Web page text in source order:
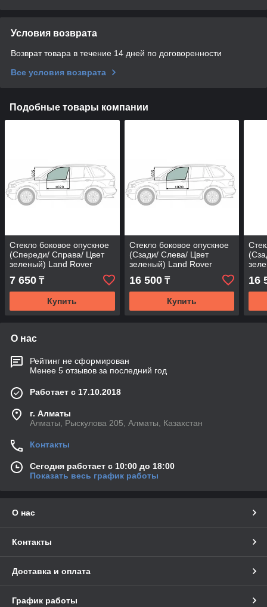
Условия возврата
Возврат товара в течение 14 дней по договоренности
Все условия возврата
Подобные товары компании
Стекло боковое опускное
(Спереди/ Справа/ Цвет
зеленый) Land Rover
Discovery 98-04
7 650 ₸
Купить
Стекло боковое опускное
(Сзади/ Слева/ Цвет
зеленый) Land Rover
Discovery 98-04
16 500₸
Купить
16
О нас
Рейтинг не сформирован
Менее 5 отзывов за последний год
Работает с 17.10.2018
г. Алматы
Алматы, Рыскулова 205, Алматы, Казахстан
Контакты
Сегодня работает с 10:00 до 18:00
Показать весь график работы
О нас
Контакты
Доставка и оплата
График работы